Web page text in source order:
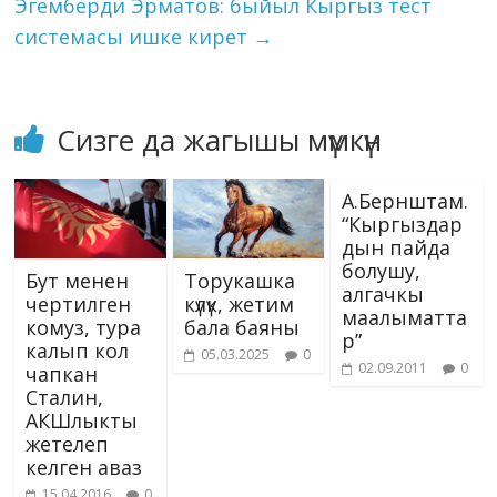
Жогорку…
Эгемберди Эрматов: быйыл Кыргыз тест
системасы ишке кирет →
Сизге да жагышы мүмкүн
Бут менен
чертилген
комуз, тура
калып кол
чапкан
Сталин,
АКШлыкты
жетелеп
келген аваз
Торукашка
күлүк, жетим
бала баяны
05.03.2025 0
А.Бернштам.
“Кыргыздар
дын пайда
болушу,
алгачкы
маалыматта
р”
02.09.2011 0